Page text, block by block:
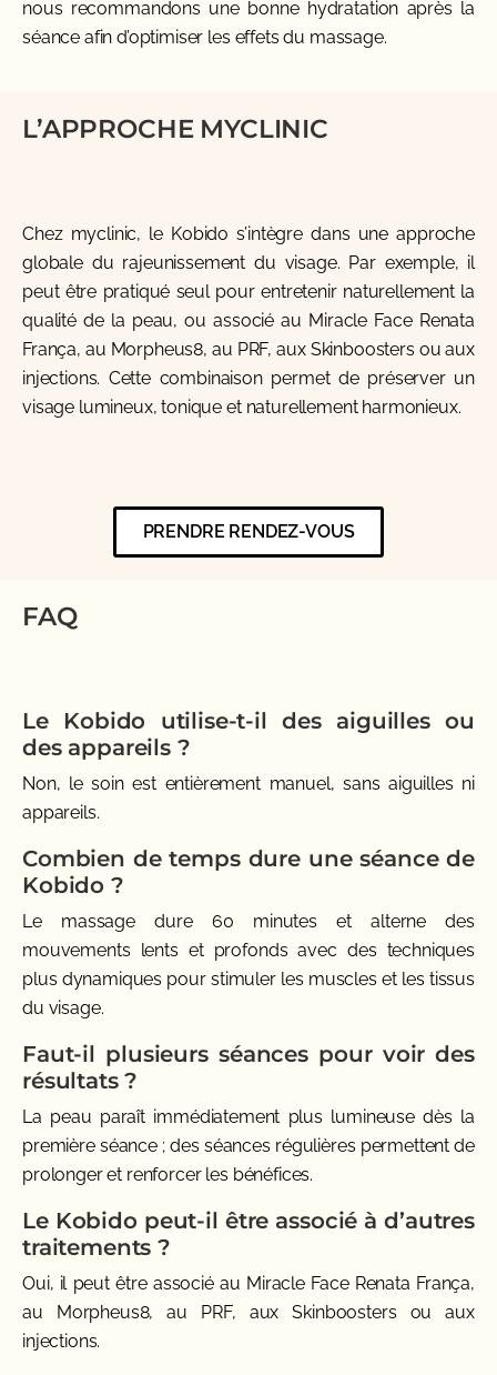
nous recommandons une bonne hydratation après la
séance afin d’optimiser les effets du massage.
L’APPROCHE MYCLINIC
Chez myclinic, le Kobido s’intègre dans une approche
globale du rajeunissement du visage. Par exemple, il
peut être pratiqué seul pour entretenir naturellement la
qualité de la peau, ou associé au Miracle Face Renata
França, au Morpheus8, au PRF, aux Skinboosters ou aux
injections. Cette combinaison permet de préserver un
visage lumineux, tonique et naturellement harmonieux.
PRENDRE RENDEZ-VOUS
FAQ
Le Kobido utilise-t-il des aiguilles ou
des appareils ?
Non, le soin est entièrement manuel, sans aiguilles ni
appareils.
Combien de temps dure une séance de
Kobido ?
Le massage dure 60 minutes et alterne des
mouvements lents et profonds avec des techniques
plus dynamiques pour stimuler les muscles et les tissus
du visage.
Faut-il plusieurs séances pour voir des
résultats ?
La peau paraît immédiatement plus lumineuse dès la
première séance ; des séances régulières permettent de
prolonger et renforcer les bénéfices.
Le Kobido peut-il être associé à d’autres
traitements ?
Oui, il peut être associé au Miracle Face Renata França,
au Morpheus8, au PRF, aux Skinboosters ou aux
injections.